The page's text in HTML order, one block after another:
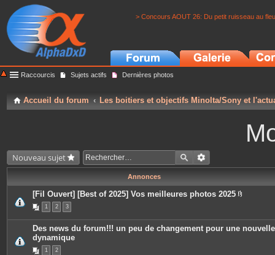
> Concours AOUT 26: Du petit ruisseau au
Raccourcis Sujets actifs Dernières photos
Accueil du forum Les boitiers et objectifs Minolta/Sony et
Nouveau sujet
Annonces
[Fil Ouvert] [Best of 2025] Vos meilleures photos 2025
c
e
1 2 3
Des news du forum!!! un peu de changement pour une nouvelle
dynamique
1 2